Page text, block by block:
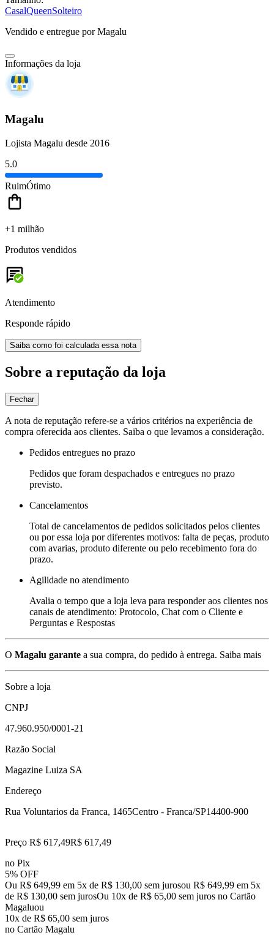
CasalQueenSolteiro
Vendido e entregue por Magalu
Informações da loja
Magalu
Lojista Magalu desde 2016
5.0
RuimÓtimo
+1 milhão
Produtos vendidos
Atendimento
Responde rápido
Saiba como foi calculada essa nota
Sobre a reputação da loja
Fechar
A nota de reputação refere-se a vários critérios na experiência de
compra oferecida aos clientes. Saiba o que levamos a consideração.
Pedidos entregues no prazo
Pedidos que foram despachados e entregues no prazo
previsto.
Cancelamentos
Total de cancelamentos de pedidos solicitados pelos clientes
ou por essa loja por diferentes motivos: falta de peças, produto
com avarias, produto diferente ou pelo recebimento fora do
prazo.
Agilidade no atendimento
Avalia o tempo que a loja leva para responder aos clientes nos
canais de atendimento: Protocolo, Chat com o Cliente e
Perguntas e Respostas
O Magalu garante a sua compra, do pedido à entrega. Saiba mais
Sobre a loja
CNPJ
47.960.950/0001-21
Razão Social
Magazine Luiza SA
Endereço
Rua Voluntarios da Franca, 1465Centro - Franca/SP14400-900
Preço R$ 617,49R$ 617,49
no Pix
5% OFF
Ou R$ 649,99 em 5x de R$ 130,00 sem jurosou R$ 649,99 em 5x
de R$ 130,00 sem jurosOu 10x de R$ 65,00 sem juros no Cartão
Magaluou
10x de R$ 65,00 sem juros
no Cartão Magalu